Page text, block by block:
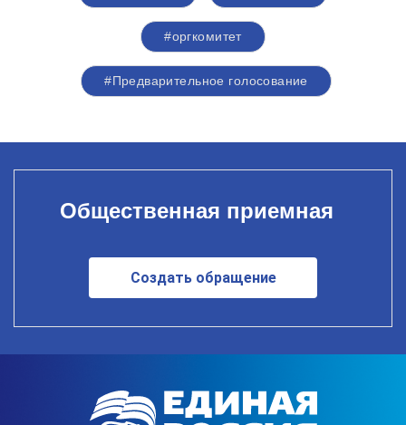
#оргкомитет
#Предварительное голосование
Общественная приемная
Создать обращение